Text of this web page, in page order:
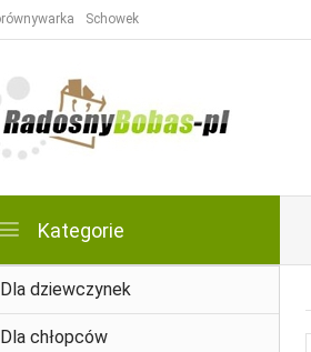
Schowek
Kategorie
Dla dziewczynek
Dla chłopców